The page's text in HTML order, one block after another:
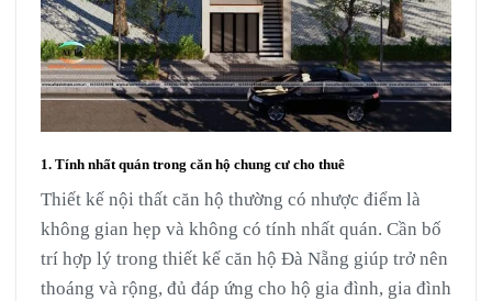
1. Tính nhất quán trong căn hộ chung cư cho thuê
Thiết kế nội thất căn hộ thường có nhược điểm là
không gian hẹp và không có tính nhất quán. Cần bố
trí hợp lý trong thiết kế căn hộ Đà Nẵng giúp trở nên
thoáng và rộng, đủ đáp ứng cho hộ gia đình, gia đình